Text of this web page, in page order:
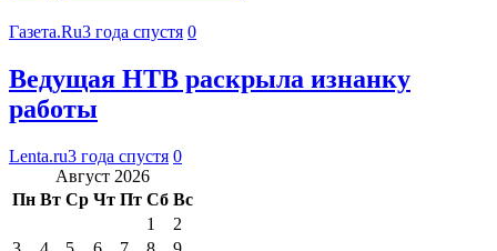
Газета.Ru3 года спустя 0
Ведущая НТВ раскрыла изнанку
работы
Lenta.ru3 года спустя 0
Август 2026
Пн Вт Ср Чт Пт Сб Вс
1
2